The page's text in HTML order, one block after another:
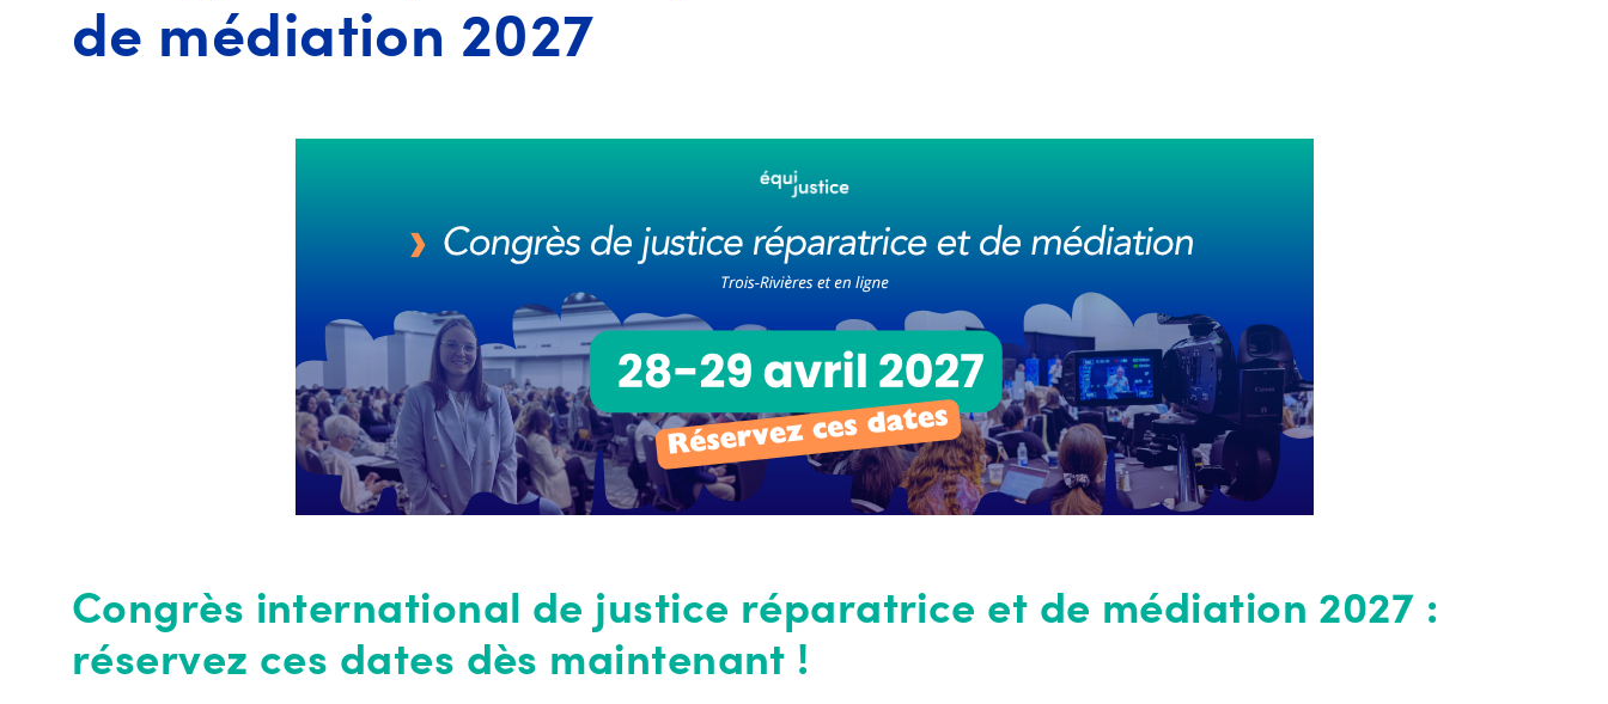
de médiation 2027
Congrès international de justice réparatrice et de médiation 2027 :
réservez ces dates dès maintenant !